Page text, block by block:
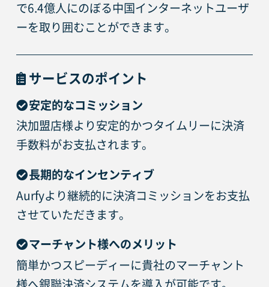
で6.4億人にのぼる中国インターネットユーザ
ーを取り囲むことができます。
サービスのポイント
安定的なコミッション
決加盟店様より安定的かつタイムリーに決済
手数料がお支払されます。
長期的なインセンティブ
Aurfyより継続的に決済コミッションをお支払
させていただきます。
マーチャント様へのメリット
簡単かつスピーディーに貴社のマーチャント
様へ銀聯決済システムを導入が可能です。